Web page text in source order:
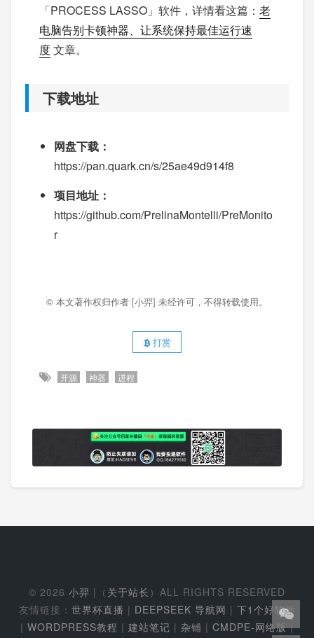
「PROCESS LASSO」软件，详情看这篇： 老
电脑告别卡顿神器、让系统保持最佳运行速
度文章。
下载地址
网盘下载：
https://pan.quark.cn/s/25ae49d914f8
项目地址：
https://github.com/PrelinaMontelli/PreMonito
r
© 本文著作权归作者 [小羿] 未经许可，不得转载使用。
打赏
开源 神器 进程
© 2026 小羿 |（ 关于站长 ）ALL RIGHTS RESERVED
友情链接： 世界杯直播 | DEEPSEEK 导航网 | 下1个好软件
| WORDPRESS教程 | 建站笔记 | 杂铺 | CMDPE-网络版|